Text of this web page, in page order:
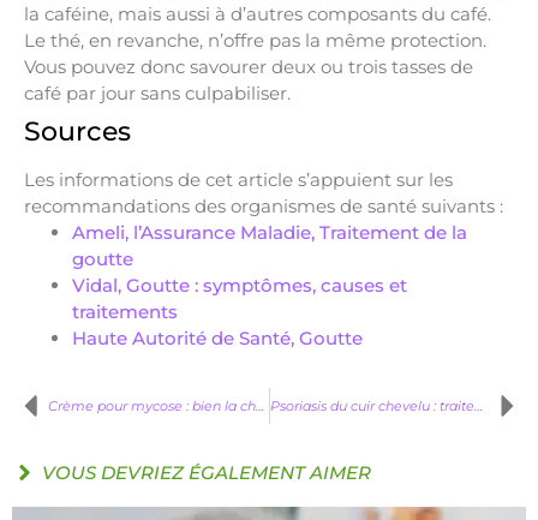
la caféine, mais aussi à d’autres composants du café.
Le thé, en revanche, n’offre pas la même protection.
Vous pouvez donc savourer deux ou trois tasses de
café par jour sans culpabiliser.
Sources
Les informations de cet article s’appuient sur les
recommandations des organismes de santé suivants :
Ameli, l’Assurance Maladie, Traitement de la
goutte
Vidal, Goutte : symptômes, causes et
traitements
Haute Autorité de Santé, Goutte
Psoriasis du cuir chevelu : traitements et soins efficaces
VOUS DEVRIEZ ÉGALEMENT AIMER